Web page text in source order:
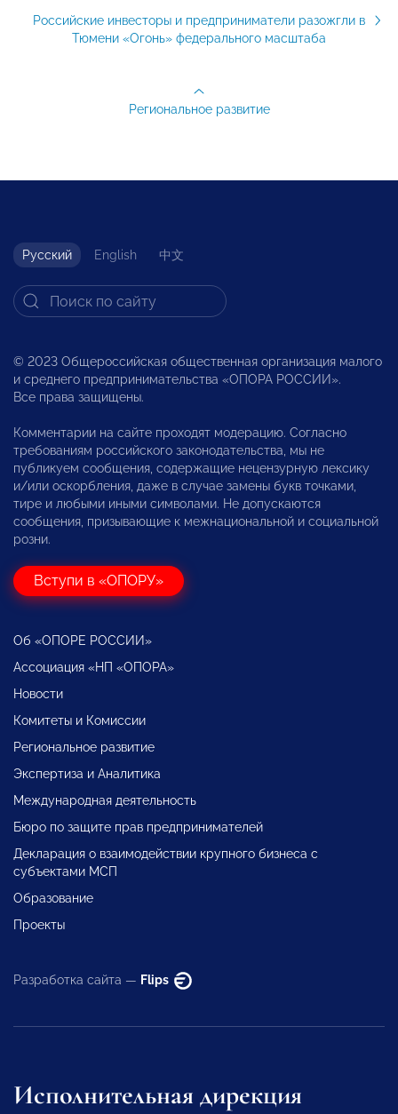
Российские инвесторы и предприниматели разожгли в
Тюмени «Огонь» федерального масштаба
Региональное развитие
Русский English 中文
© 2023 Общероссийская общественная организация малого
и среднего предпринимательства «ОПОРА РОССИИ».
Все права защищены.
Комментарии на сайте проходят модерацию. Согласно
требованиям российского законодательства, мы не
публикуем сообщения, содержащие нецензурную лексику
и/или оскорбления, даже в случае замены букв точками,
тире и любыми иными символами. Не допускаются
сообщения, призывающие к межнациональной и социальной
розни.
Вступи в «ОПОРУ»
Об «ОПОРЕ РОССИИ»
Ассоциация «НП «ОПОРА»
Новости
Комитеты и Комиссии
Региональное развитие
Экспертиза и Аналитика
Международная деятельность
Бюро по защите прав предпринимателей
Декларация о взаимодействии крупного бизнеса с
субъектами МСП
Образование
Проекты
Разработка сайта — Flips
Исполнительная дирекция